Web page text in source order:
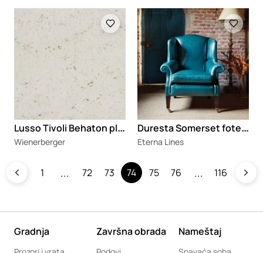
Loading
L
usso Tivoli Behaton ploče
Wienerberger
Loading
D
uresta Somerset fotelja
Eterna Lines
1 72 73 74 75 76 116
Gradnja Završna obrada Nameštaj